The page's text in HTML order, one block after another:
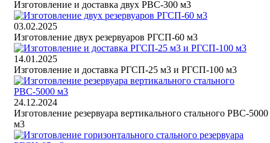
Изготовление и доставка двух РВС-300 м3
03.02.2025
Изготовление двух резервуаров РГСП-60 м3
14.01.2025
Изготовление и доставка РГСП-25 м3 и РГСП-100 м3
24.12.2024
Изготовление резервуара вертикального стального РВС-5000
м3